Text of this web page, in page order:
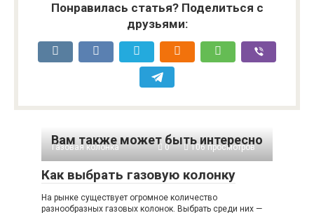
Понравилась статья? Поделиться с
друзьями:
Вам также может быть интересно
Газовая колонка 0 106 просмотров
Как выбрать газовую колонку
На рынке существует огромное количество
разнообразных газовых колонок. Выбрать среди них —